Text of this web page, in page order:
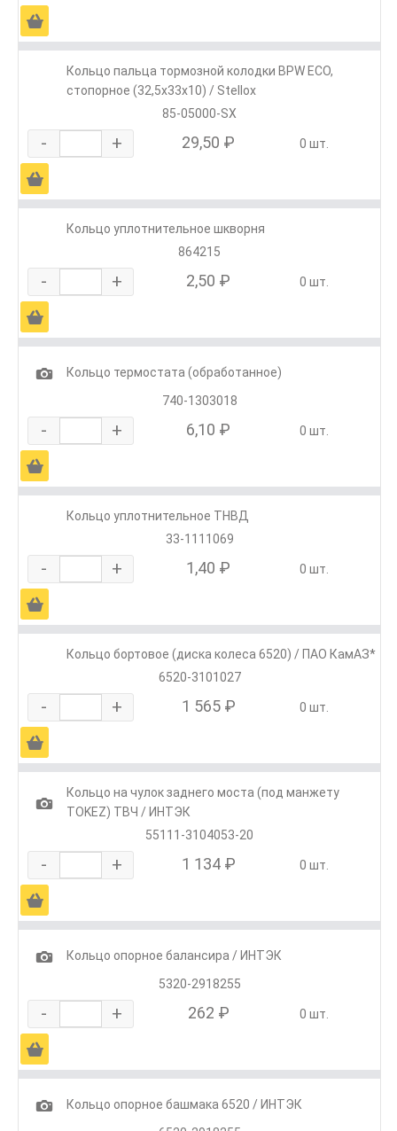
Ä
Кольцо пальца тормозной колодки BPW ЕСО,
стопорное (32,5x33x10) / Stellox
85-05000-SX
- + 29,50 ₽ 0 шт.
Ä
Кольцо уплотнительное шкворня
864215
- + 2,50 ₽ 0 шт.
Ä
1
Кольцо термостата (обработанное)
740-1303018
- + 6,10 ₽ 0 шт.
Ä
Кольцо уплотнительное ТНВД
33-1111069
- + 1,40 ₽ 0 шт.
Ä
Кольцо бортовое (диска колеса 6520) / ПАО КамАЗ*
6520-3101027
- + 1 565 ₽ 0 шт.
Ä
1
Кольцо на чулок заднего моста (под манжету
TOKEZ) ТВЧ / ИНТЭК
55111-3104053-20
- + 1 134 ₽ 0 шт.
Ä
1
Кольцо опорное балансира / ИНТЭК
5320-2918255
- + 262 ₽ 0 шт.
Ä
1
Кольцо опорное башмака 6520 / ИНТЭК